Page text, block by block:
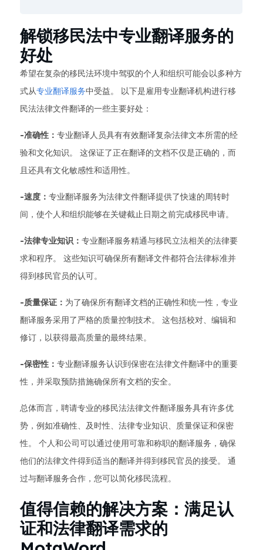
解锁移民法中专业翻译服务的
好处
希望在复杂的移民法环境中驾驭的个人和组织可能会以多种方
式从专业翻译服务中受益。 以下是雇用专业翻译机构进行移
民法法律文件翻译的一些主要好处：
-准确性： 专业翻译人员具有有效翻译复杂法律文本所需的经
验和文化知识。 这保证了正在翻译的文档不仅是正确的，而
且还具有文化敏感性和适用性。
-速度： 专业翻译服务为法律文件翻译提供了快速的周转时
间，使个人和组织能够在关键截止日期之前完成移民申请。
-法律专业知识： 专业翻译服务精通与移民立法相关的法律要
求和程序。 这些知识可确保所有翻译文件都符合法律标准并
得到移民官员的认可。
-质量保证： 为了确保所有翻译文档的正确性和统一性，专业
翻译服务采用了严格的质量控制技术。 这包括校对、编辑和
修订，以获得最高质量的最终结果。
-保密性： 专业翻译服务认识到保密在法律文件翻译中的重要
性，并采取预防措施确保所有文档的安全。
总体而言，聘请专业的移民法法律文件翻译服务具有许多优
势，例如准确性、及时性、法律专业知识、质量保证和保密
性。 个人和公司可以通过使用可靠和称职的翻译服务，确保
他们的法律文件得到适当的翻译并得到移民官员的接受。 通
过与翻译服务合作，您可以简化移民流程。
值得信赖的解决方案：满足认
证和法律翻译需求的